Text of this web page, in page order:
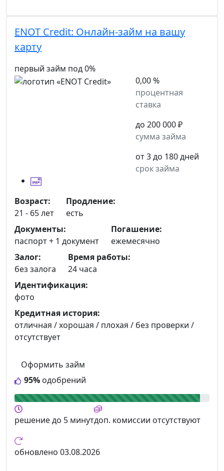
ENOT Credit: Онлайн-займ на вашу
карту
первый займ под 0%
0,00 %
процентная
ставка
до 200 000 ₽
сумма займа
от 3 до 180 дней
срок займа
95% одобрений
Оформить займ
Возраст:
21 - 65 лет
Продление:
есть
Документы:
паспорт + 1 документ
Погашение:
ежемесячно
Залог:
без залога
Время работы:
24 часа
Идентификация:
фото
Кредитная история:
отличная / хорошая / плохая / без проверки /
отсутствует
решениедо 5 минутдоп. комиссии отсутствуют
обновлено 03.08.2026